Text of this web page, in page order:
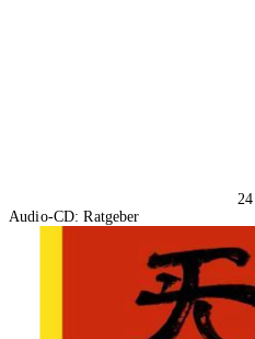
24
Audio-CD: Ratgeber